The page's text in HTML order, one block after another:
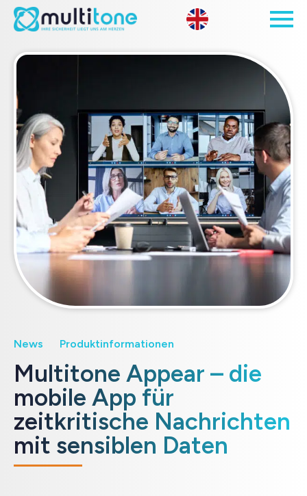
Open site
News Produktinformationen
Multitone Appear – die
mobile App für
zeitkritische Nachrichten
mit sensiblen Daten